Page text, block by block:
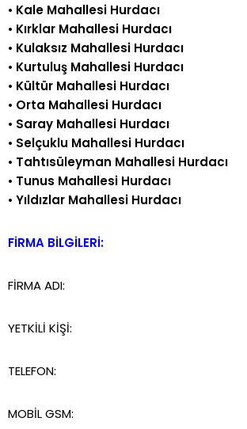
• Kale Mahallesi Hurdacı
• Kırklar Mahallesi Hurdacı
• Kulaksız Mahallesi Hurdacı
• Kurtuluş Mahallesi Hurdacı
• Kültür Mahallesi Hurdacı
• Orta Mahallesi Hurdacı
• Saray Mahallesi Hurdacı
• Selçuklu Mahallesi Hurdacı
• Tahtısüleyman Mahallesi Hurdacı
• Tunus Mahallesi Hurdacı
• Yıldızlar Mahallesi Hurdacı
FİRMA BİLGİLERİ:
FİRMA ADI:
YETKİLİ KİŞİ:
TELEFON:
MOBİL GSM: